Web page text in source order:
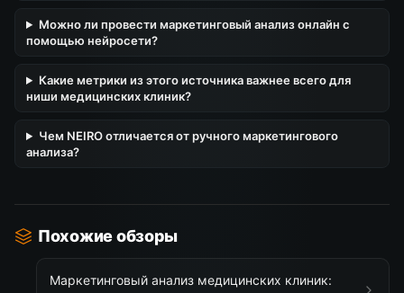
Можно ли провести маркетинговый анализ онлайн с
помощью нейросети?
Какие метрики из этого источника важнее всего для
ниши медицинских клиник?
Чем NEIRO отличается от ручного маркетингового
анализа?
Похожие обзоры
Маркетинговый анализ медицинских клиник: